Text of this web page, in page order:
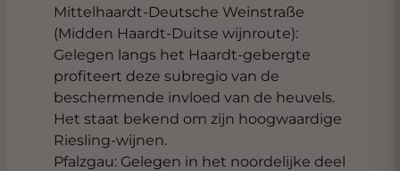
Mittelhaardt-Deutsche Weinstraße
(Midden Haardt-Duitse wijnroute):
Gelegen langs het Haardt-gebergte
profiteert deze subregio van de
beschermende invloed van de heuvels.
Het staat bekend om zijn hoogwaardige
Riesling-wijnen.
Pfalzgau: Gelegen in het noordelijke deel